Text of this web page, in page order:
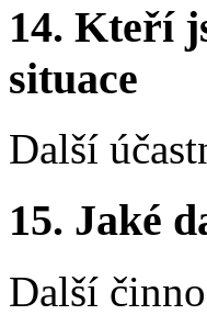
14. Kteří
situace
Další
15. Jaké
Další